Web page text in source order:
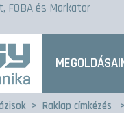
FOBA és Markator
> Raklap címkézés